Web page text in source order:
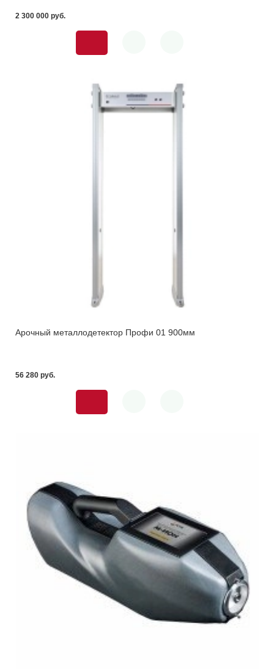
2 300 000 pуб.
Арочный металлодетектор Профи 01 900мм
56 280 pуб.